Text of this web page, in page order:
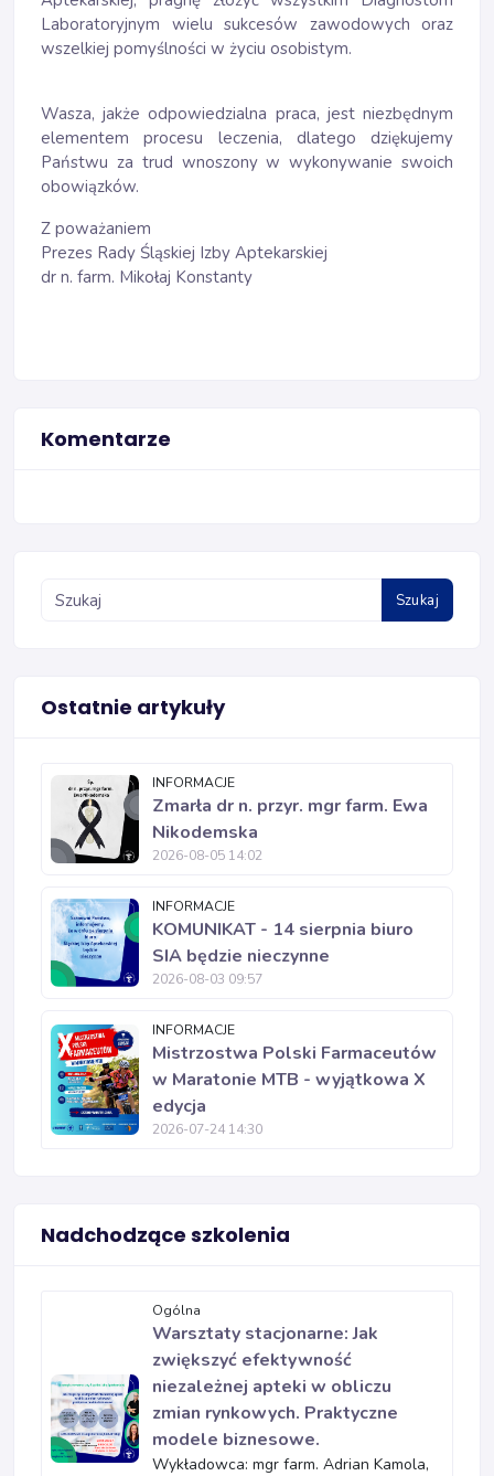
Laboratoryjnym wielu sukcesów zawodowych oraz
wszelkiej pomyślności w życiu osobistym.
Wasza, jakże odpowiedzialna praca, jest niezbędnym
elementem procesu leczenia, dlatego dziękujemy
Państwu za trud wnoszony w wykonywanie swoich
obowiązków.
Z poważaniem
Prezes Rady Śląskiej Izby Aptekarskiej
dr n. farm. Mikołaj Konstanty
Komentarze
Szukaj
Ostatnie artykuły
INFORMACJE
Zmarła dr n. przyr. mgr farm. Ewa
Nikodemska
2026-08-05 14:02
INFORMACJE
KOMUNIKAT - 14 sierpnia biuro
SIA będzie nieczynne
2026-08-03 09:57
INFORMACJE
Mistrzostwa Polski Farmaceutów
w Maratonie MTB - wyjątkowa X
edycja
2026-07-24 14:30
Nadchodzące szkolenia
Ogólna
Warsztaty stacjonarne: Jak
zwiększyć efektywność
niezależnej apteki w obliczu
zmian rynkowych. Praktyczne
modele biznesowe.
Wykładowca: mgr farm. Adrian Kamola,